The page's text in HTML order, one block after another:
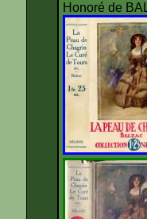
Honoré de